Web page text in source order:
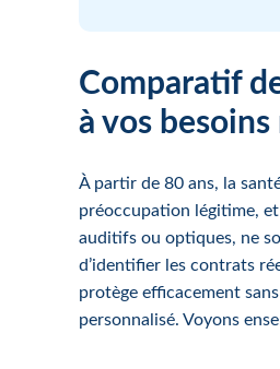
Comparatif
à vos besoins
À partir de 80 ans, la
préoccupation légitime,
auditifs ou optiques, ne
d’identifier les contrats
protège efficacement
personnalisé. Voyons